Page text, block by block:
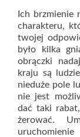
Ich brzmienie
charakteru,
twojej
było kilka
obrączki
kraju są
nieduże pole
nie jest
dać taki
żerować.